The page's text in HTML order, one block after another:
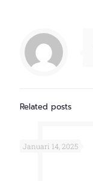
Related posts
Januari 14, 2025